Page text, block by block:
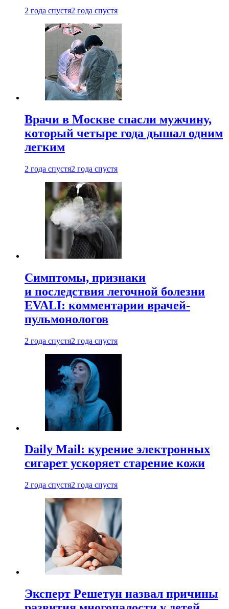
2 года спустя2 года спустя
Врачи в Москве спасли мужчину,
который четыре года дышал одним
легким
2 года спустя2 года спустя
Симптомы, признаки
и последствия легочной болезни
EVALI: комментарии врачей-
пульмонологов
2 года спустя2 года спустя
Daily Mail: курение электронных
сигарет ускоряет старение кожи
2 года спустя2 года спустя
Эксперт Решетун назвал причины